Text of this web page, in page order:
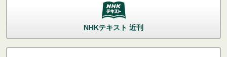
NHKテキスト 近刊